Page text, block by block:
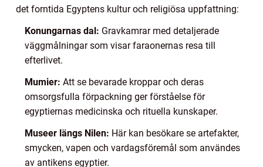
det forntida Egyptens kultur och religiösa uppfattning:
Konungarnas dal: Gravkamrar med detaljerade
väggmålningar som visar faraonernas resa till
efterlivet.
Mumier: Att se bevarade kroppar och deras
omsorgsfulla förpackning ger förståelse för
egyptiernas medicinska och rituella kunskaper.
Museer längs Nilen: Här kan besökare se artefakter,
smycken, vapen och vardagsföremål som användes
av antikens egyptier.